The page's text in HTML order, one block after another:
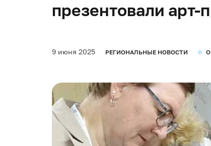
презентовали арт-
9 июня 2025 РЕГИОНАЛЬНЫЕ НОВОСТИ